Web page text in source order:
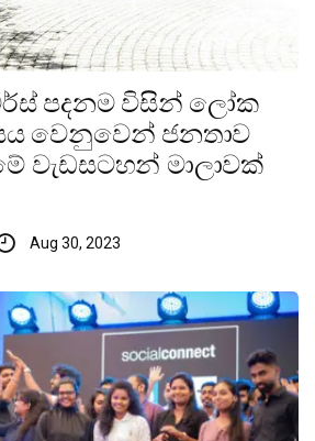
පදනම විසින් ලෝක
වෙනුවෙන් ජනතාව
වැඩසටහන් මාලාවක්
Aug 30, 2023